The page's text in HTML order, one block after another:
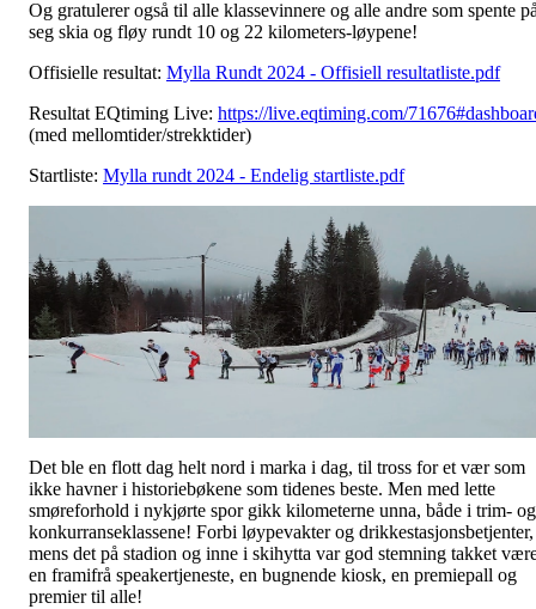
Og gratulerer også til alle klassevinnere og alle andre som spente
seg skia og fløy rundt 10 og 22 kilometers-løypene!
Offisielle resultat: Mylla Rundt 2024 - Offisiell resultatliste.pdf
Resultat EQtiming Live: https://live.eqtiming.com/
(med mellomtider/strekktider)
Startliste: Mylla rundt 2024 - Endelig startliste.pdf
Det ble en flott dag helt nord i marka i dag, til tross for et vær som
ikke havner i historiebøkene som tidenes beste. Men med lette
smøreforhold i nykjørte spor gikk kilometerne unna, både i trim- og
konkurranseklassene! Forbi løypevakter og drikkestasjonsbetjenter,
mens det på stadion og inne i skihytta var god stemning takket
en framifrå speakertjeneste, en bugnende kiosk, en premiepall og
premier til alle!